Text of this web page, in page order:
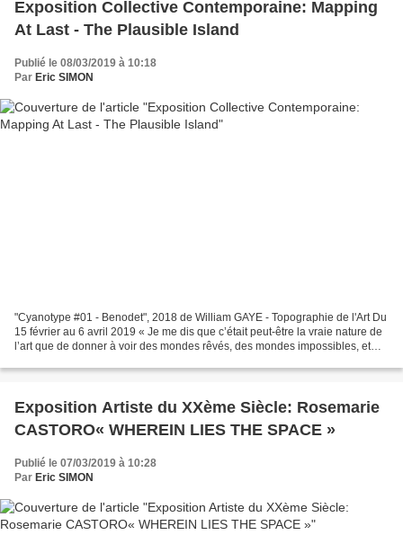
Exposition Collective Contemporaine: Mapping
At Last - The Plausible Island
Publié le 08/03/2019 à 10:18
Par Eric SIMON
"Cyanotype #01 - Benodet", 2018 de William GAYE - Topographie de l'Art Du
15 février au 6 avril 2019 « Je me dis que c’était peut-être la vraie nature de
l’art que de donner à voir des mondes rêvés, des mondes impossibles, et
Exposition Artiste du XXème Siècle: Rosemarie
CASTORO« WHEREIN LIES THE SPACE »
Publié le 07/03/2019 à 10:28
Par Eric SIMON